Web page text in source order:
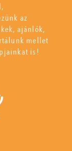
az
ajánlók,
mellet
is!